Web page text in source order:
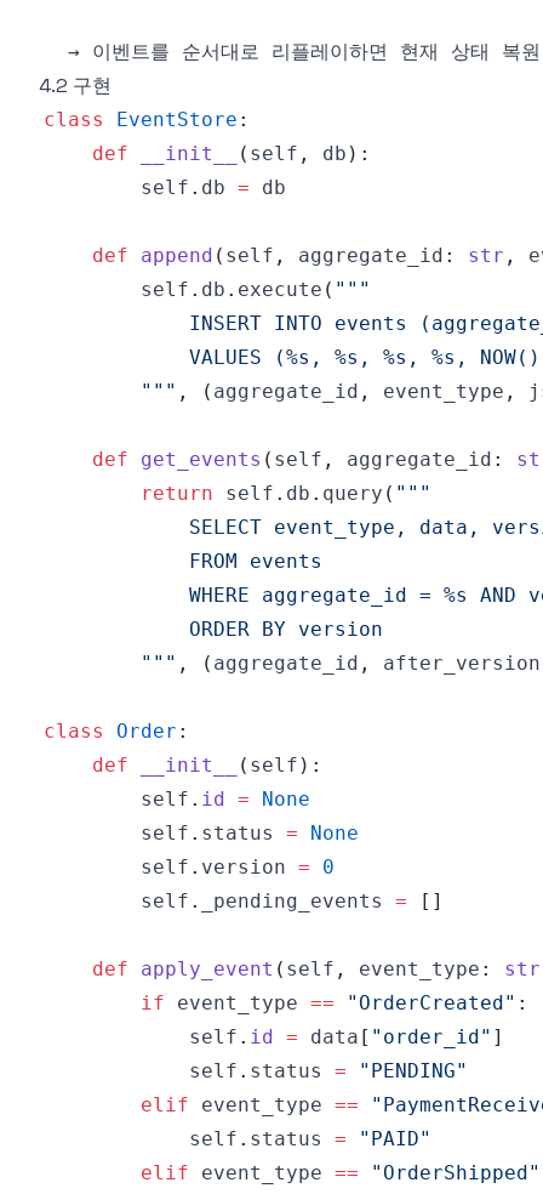
4.2 구현
class EventStore :
def
__init__ ( self , db ) :
        self
. db =
def append ( self , aggregate_id : str ,
        self
. db . execute (
        """
, ( aggregate_id , event_type ,
def get_events ( self , aggregate_id :
return self . db . query (
        """
, ( aggregate_id , after_version
class Order :
def
__init__ ( self ) :
        self
. id =
None
        self
. status =
None
        self
. version =
0
        self
. _pending_events = [ ]
def apply_event ( self , event_type : str
if event_type == "OrderCreated" :
            self
. id = data [ "order_id" ]
            self
. status =
"PENDING"
elif event_type ==
            self
. status =
"PAID"
elif event_type == "OrderShipped"